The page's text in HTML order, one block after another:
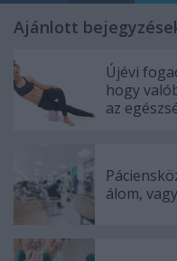
Ajánlott
Újévi
hogy
az
álom,